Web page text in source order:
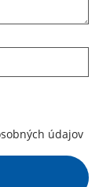
údajov